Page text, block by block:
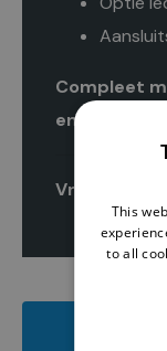
Compleet
en motor
Vraag uw
This
to all